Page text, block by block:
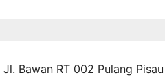
Jl. Bawan RT 002 Pulang